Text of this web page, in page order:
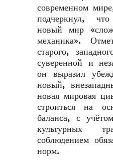
современном
подчеркнул,
новый мир
механика».
старого,
суверенной и
он выразил
новый,
новая мировая
строиться на
баланса, с
культурных
соблюдением
норм.